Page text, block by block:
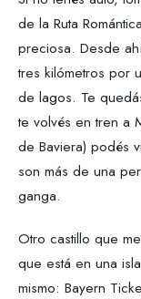
de la Ruta
preciosa. Desde
tres kilómetros por
de lagos. Te
te volvés en tren a
de Baviera) podés
son más de una
ganga.
Otro castillo que
que está en una
mismo: Bayern